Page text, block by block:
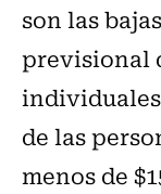
son las
previsional
individuales
de las
menos de